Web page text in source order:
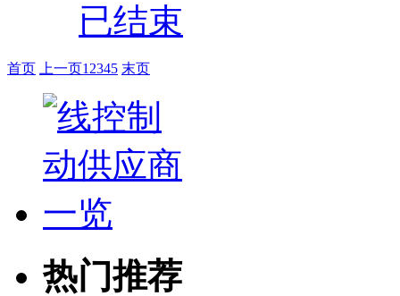
已结束
首页 上一页1 2345 末页
热门推荐